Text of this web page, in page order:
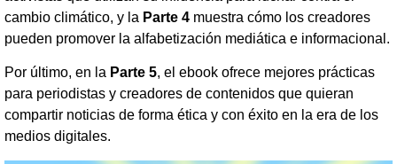
cambio climático, y la Parte 4 muestra cómo los creadores
pueden promover la alfabetización mediática e informacional.
Por último, en la Parte 5, el ebook ofrece mejores prácticas
para periodistas y creadores de contenidos que quieran
compartir noticias de forma ética y con éxito en la era de los
medios digitales.